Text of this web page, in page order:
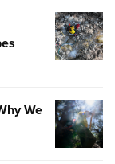
RETOUR
SUR
NOTRE
PREMIER
DE
LA
3®
SE
DE
We